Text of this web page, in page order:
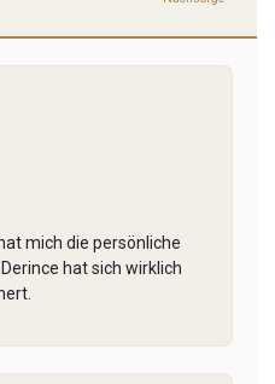
mich die persönliche
hat sich wirklich